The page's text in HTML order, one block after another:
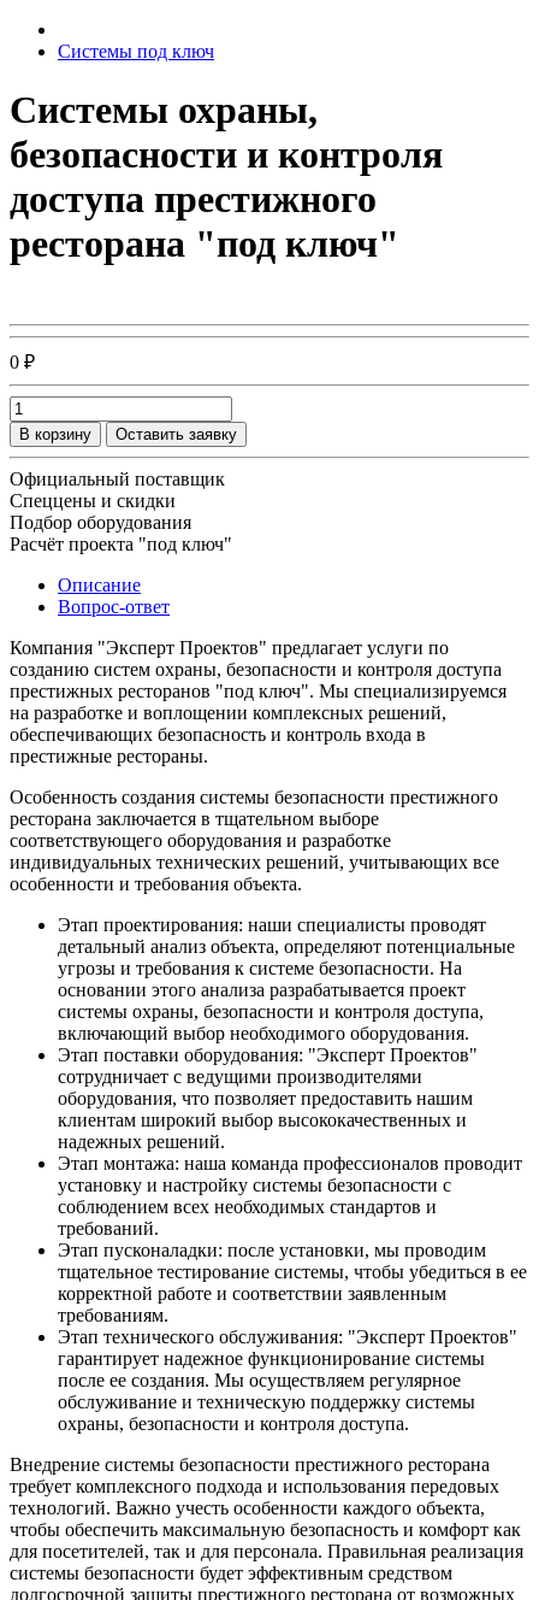
Системы под ключ
Системы охраны,
безопасности и контроля
доступа престижного
ресторана "под ключ"
0 ₽
В корзину Оставить заявку
Официальный поставщик
Спеццены и скидки
Подбор оборудования
Расчёт проекта "под ключ"
Описание
Вопрос-ответ
Компания "Эксперт Проектов" предлагает услуги по
созданию систем охраны, безопасности и контроля доступа
престижных ресторанов "под ключ". Мы специализируемся
на разработке и воплощении комплексных решений,
обеспечивающих безопасность и контроль входа в
престижные рестораны.
Особенность создания системы безопасности престижного
ресторана заключается в тщательном выборе
соответствующего оборудования и разработке
индивидуальных технических решений, учитывающих все
особенности и требования объекта.
Этап проектирования: наши специалисты проводят
детальный анализ объекта, определяют потенциальные
угрозы и требования к системе безопасности. На
основании этого анализа разрабатывается проект
системы охраны, безопасности и контроля доступа,
включающий выбор необходимого оборудования.
Этап поставки оборудования: "Эксперт Проектов"
сотрудничает с ведущими производителями
оборудования, что позволяет предоставить нашим
клиентам широкий выбор высококачественных и
надежных решений.
Этап монтажа: наша команда профессионалов проводит
установку и настройку системы безопасности с
соблюдением всех необходимых стандартов и
требований.
Этап пусконаладки: после установки, мы проводим
тщательное тестирование системы, чтобы убедиться в ее
корректной работе и соответствии заявленным
требованиям.
Этап технического обслуживания: "Эксперт Проектов"
гарантирует надежное функционирование системы
после ее создания. Мы осуществляем регулярное
обслуживание и техническую поддержку системы
охраны, безопасности и контроля доступа.
Внедрение системы безопасности престижного ресторана
требует комплексного подхода и использования передовых
технологий. Важно учесть особенности каждого объекта,
чтобы обеспечить максимальную безопасность и комфорт как
для посетителей, так и для персонала. Правильная реализация
системы безопасности будет эффективным средством
долгосрочной защиты престижного ресторана от возможных